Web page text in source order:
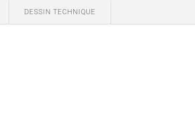
DESSIN TECHNIQUE